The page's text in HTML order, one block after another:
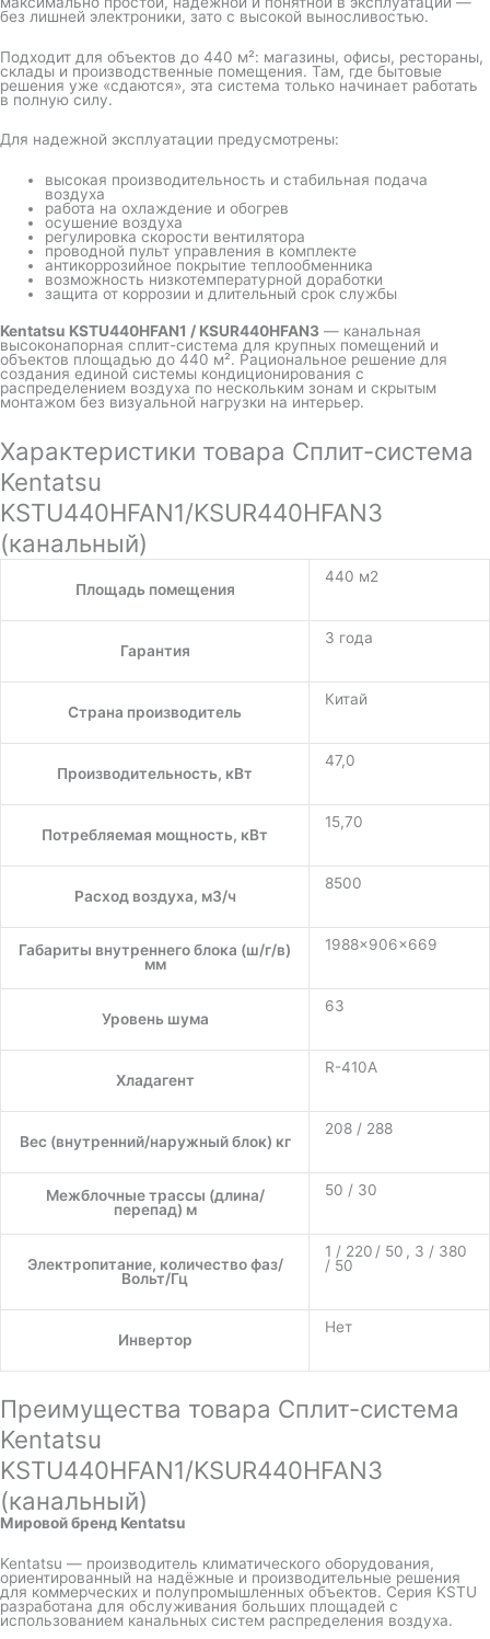
без лишней электроники, зато с высокой выносливостью.
Подходит для объектов до 440 м²: магазины, офисы, рестораны,
склады и производственные помещения. Там, где бытовые
решения уже «сдаются», эта система только начинает работать
в полную силу.
Для надежной эксплуатации предусмотрены:
высокая производительность и стабильная подача
воздуха
работа на охлаждение и обогрев
осушение воздуха
регулировка скорости вентилятора
проводной пульт управления в комплекте
антикоррозийное покрытие теплообменника
возможность низкотемпературной доработки
защита от коррозии и длительный срок службы
Kentatsu KSTU440HFAN1 / KSUR440HFAN3 — канальная
высоконапорная сплит-система для крупных помещений и
объектов площадью до 440 м². Рациональное решение для
создания единой системы кондиционирования с
распределением воздуха по нескольким зонам и скрытым
монтажом без визуальной нагрузки на интерьер.
Характеристики товара Сплит-система
Kentatsu
KSTU440HFAN1/KSUR440HFAN3
(канальный)
Площадь помещения
440 м2
Гарантия
3 года
Страна производитель
Китай
Производительность, кВт
47,0
Потребляемая мощность, кВт
15,70
Расход воздуха, м3/ч
8500
Габариты внутреннего блока (ш/г/в)
мм
1988×906×669
Уровень шума
63
Хладагент
R-410A
Вес (внутренний/наружный блок) кг
208 / 288
Межблочные трассы (длина/
перепад) м
50 / 30
Электропитание, количество фаз/
Вольт/Гц
1 / 220 / 50 , 3 / 380
/ 50
Инвертор
Нет
Преимущества товара Сплит-система
Kentatsu
KSTU440HFAN1/KSUR440HFAN3
(канальный)
Мировой бренд Kentatsu
Kentatsu — производитель климатического оборудования,
ориентированный на надёжные и производительные решения
для коммерческих и полупромышленных объектов. Серия KSTU
разработана для обслуживания больших площадей с
использованием канальных систем распределения воздуха.